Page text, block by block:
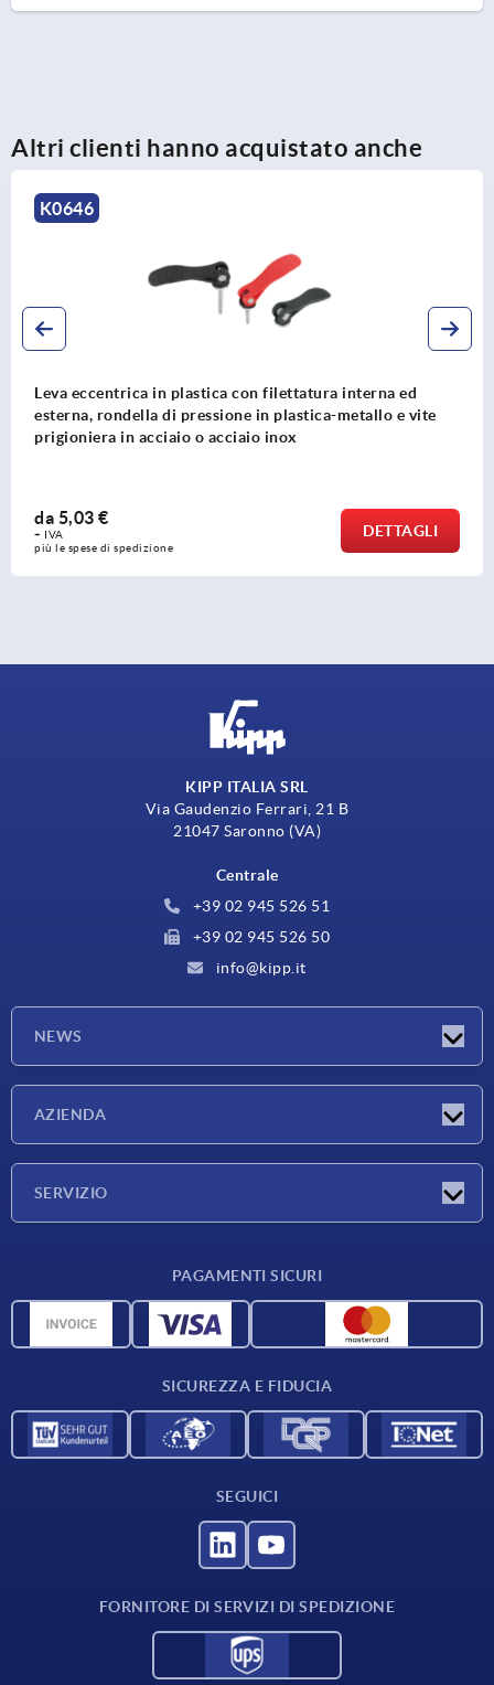
Altri clienti hanno acquistato anche
K0646
Leva eccentrica in plastica con filettatura interna ed
esterna, rondella di pressione in plastica-metallo e vite
prigioniera in acciaio o acciaio inox
da 5,03 €
+ IVA
più le spese di spedizione
DETTAGLI
KIPP ITALIA SRL
Via Gaudenzio Ferrari, 21 B
21047 Saronno (VA)
Centrale
+39 02 945 526 51
+39 02 945 526 50
info@kipp.it
NEWS
AZIENDA
SERVIZIO
Dati CAD
PAGAMENTI SICURI
SICUREZZA E FIDUCIA
SEGUICI
FORNITORE DI SERVIZI DI SPEDIZIONE